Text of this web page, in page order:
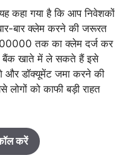
कहा गया है कि आप निवेशकों
बार क्लेम करने की जरूरत
तक का क्लेम दर्ज कर
खाते में ले सकते हैं इसे
और डॉक्यूमेंट जमा करने की
को काफी बड़ी राहत
करें